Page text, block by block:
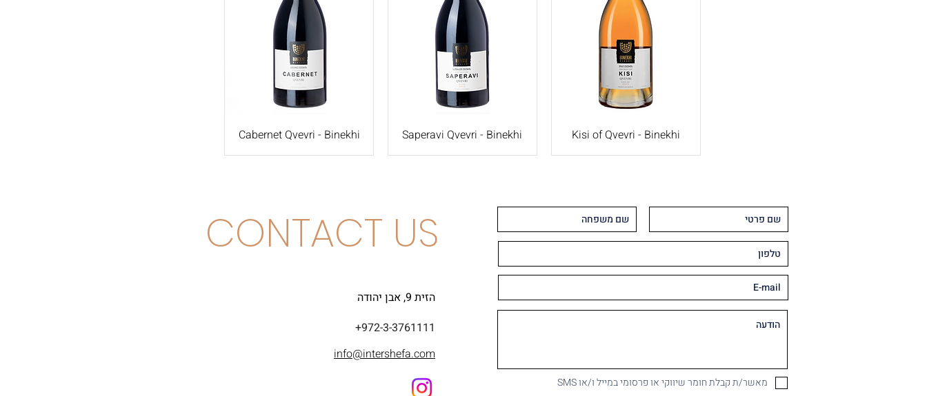
Kisi of Qvevri - Binekhi
Saperavi Qvevri - Binekhi
Cabernet Qvevri - Binekhi
CONTACT US
הזית 9, אבן יהודה
+972-3-3761111
info@intershefa.com
מאשר/ת קבלת חומר שיווקי או פרסומי במייל ו/או SMS